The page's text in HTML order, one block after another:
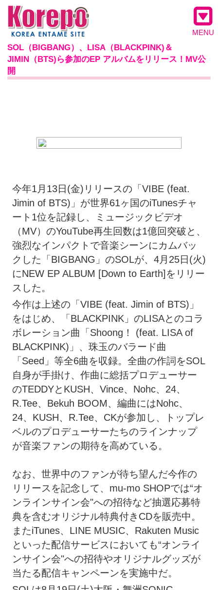
MENU
SOL（BIGBANG）、LISA（BLACKPINK)＆
JIMIN（BTS)ら参加のEP アルバムをリリース！MV公
開
今年1月13日(金)リリースの「VIBE (feat.
Jimin of BTS)」が世界61ヶ国のiTunesチャ
ート1位を記録し、ミュージックビデオ
（MV）のYouTube再生回数は1億回突破と、
強烈なインパクトで音楽シーンにカムバッ
クした「BIGBANG」のSOLが、4月25日(火)
にNEW EP ALBUM [Down to Earth]をリリー
スした。
今作は上述の「VIBE (feat. Jimin of BTS)」
をはじめ、「BLACKPINK」のLISAとのコラ
ボレーション曲「Shoong！ (feat. LISA of
BLACKPINK)」、珠玉のバラード曲
「Seed」等全6曲を収録。全曲の作詞をSOL
自身が手掛け、作曲に総括プロデューサー
のTEDDYとKUSH、Vince、Nohc、24、
R.Tee、Bekuh BOOM、編曲にはNohc、
24、KUSH、R.Tee、CKが参加し、トップレ
ベルのプロデューサーたちのラインナップ
が音楽ファンの期待を高めている。
なお、世界中のファンが待ち望んだ今作の
リリースを記念して、mu-mo SHOPでは“オ
ンラインサイン会"への招待など抽選応募特
典を含むオリジナル特典付きCDを販売中。
またiTunes、LINE MUSIC、Rakuten Music
といった配信サービスにおいても“オンライ
ンサイン会"への招待やオリジナルグッズが
当たる配信キャンペーンを実施中だ。